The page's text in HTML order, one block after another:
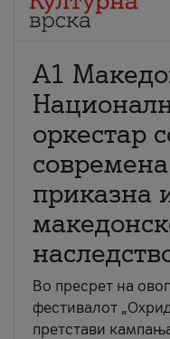
А1
оркестар
приказна
Во пресрет на
фестивалот
претстави